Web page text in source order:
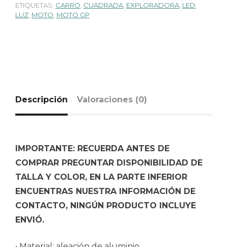
ETIQUETAS: CARRO CUADRADA EXPLORADORA LED
LUZ MOTO MOTO GP
Descripción Valoraciones (0)
IMPORTANTE: RECUERDA ANTES DE
COMPRAR PREGUNTAR DISPONIBILIDAD DE
TALLA Y COLOR, EN LA PARTE INFERIOR
ENCUENTRAS NUESTRA INFORMACIÓN DE
CONTACTO, NINGÚN PRODUCTO INCLUYE
ENVIÓ.